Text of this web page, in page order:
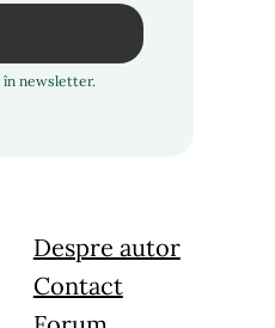
newsletter.
Despre autor
Contact